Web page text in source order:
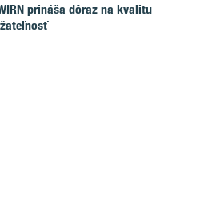
prináša dôraz na kvalitu